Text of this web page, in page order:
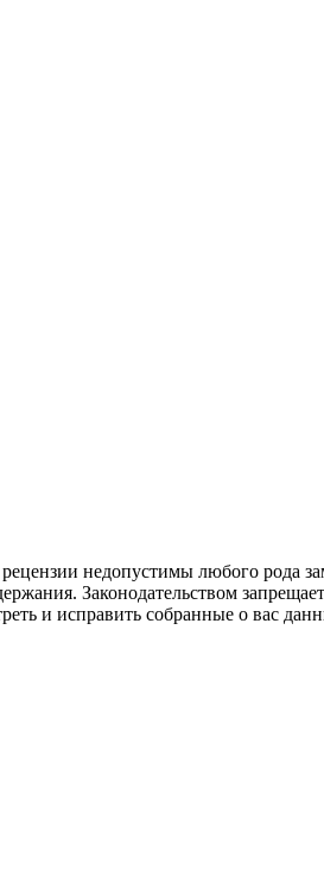
недопустимы любого рода
Законодательством
и исправить собранные о вас